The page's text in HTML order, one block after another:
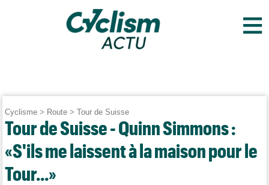
≡
Cyclisme > Route >Tour de Suisse
Tour de Suisse - Quinn Simmons :
«S'ils me laissent à la maison pour le
Tour...»